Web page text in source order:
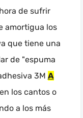
de sufrir
amortigua los
que tiene una
de "espuma
3M A
los cantos o
a los más